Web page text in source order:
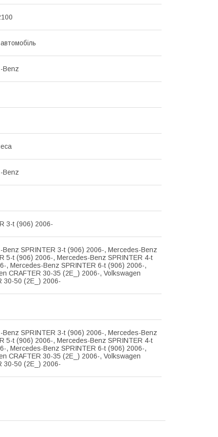
Benz
Benz
3-t (906) 2006-
Benz SPRINTER 3-t (906) 2006-, Mercedes-Benz
5-t (906) 2006-, Mercedes-Benz SPRINTER 4-t
, Mercedes-Benz SPRINTER 6-t (906) 2006-,
CRAFTER 30-35 (2E_) 2006-, Volkswagen
30-50 (2E_) 2006-
Benz SPRINTER 3-t (906) 2006-, Mercedes-Benz
5-t (906) 2006-, Mercedes-Benz SPRINTER 4-t
, Mercedes-Benz SPRINTER 6-t (906) 2006-,
CRAFTER 30-35 (2E_) 2006-, Volkswagen
30-50 (2E_) 2006-